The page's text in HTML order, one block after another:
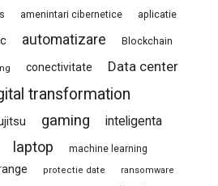
amenintari cibernetice aplicatie
automatizare Blockchain
conectivitate Data center
transformation
gaming
inteligenta
laptop machine learning
protectie date ransomware